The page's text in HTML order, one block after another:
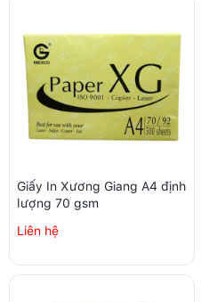
Giấy In Xương Giang A4 định
lượng 70 gsm
Liên hệ